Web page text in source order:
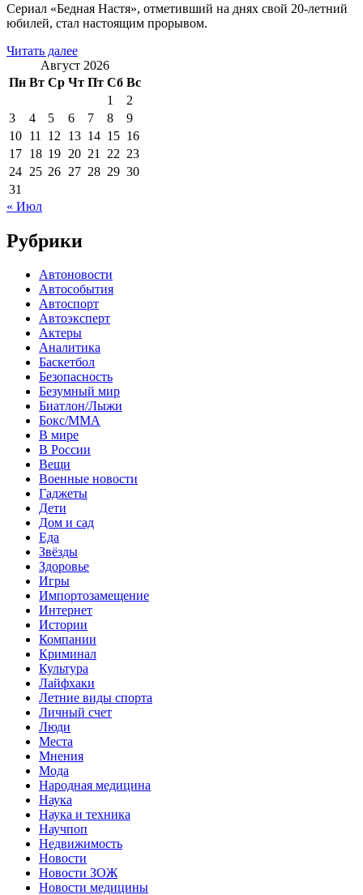
Сериал «Бедная Настя», отметивший на днях свой 20-летний
юбилей, стал настоящим прорывом.
Читать далее
Август 2026
Пн Вт Ср Чт Пт Сб Вс
1
2
3
4 5 6 7 8
9
10 11 12 13 14 15 16
17 18 19 20 21 22 23
24 25 26 27 28 29 30
31
« Июл
Рубрики
Автоновости
Автособытия
Автоспорт
Автоэксперт
Актеры
Аналитика
Баскетбол
Безопасность
Безумный мир
Биатлон/Лыжи
Бокс/MMA
В мире
В России
Вещи
Военные новости
Гаджеты
Дети
Дом и сад
Еда
Звёзды
Здоровье
Игры
Импортозамещение
Интернет
Истории
Компании
Криминал
Культура
Лайфхаки
Летние виды спорта
Личный счет
Люди
Места
Мнения
Мода
Народная медицина
Наука
Наука и техника
Научпоп
Недвижимость
Новости
Новости ЗОЖ
Новости медицины